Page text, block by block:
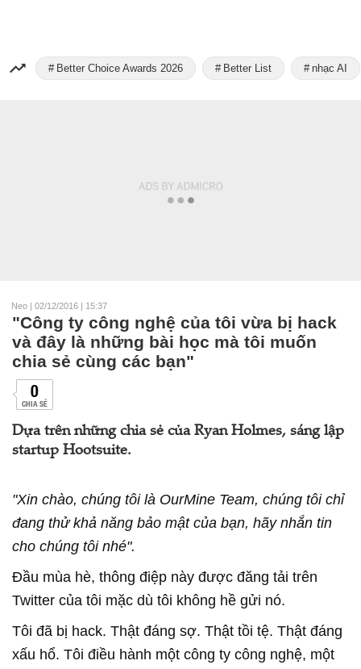
Better Choice Awards 2026 Better List nhạc AI
Neo | 02/12/2016 | 15:37
"Công ty công nghệ của tôi vừa bị hack
và đây là những bài học mà tôi muốn
chia sẻ cùng các bạn"
0
CHIA SẺ
Dựa trên những chia sẻ của Ryan Holmes, sáng lập
startup Hootsuite.
"Xin chào, chúng tôi là OurMine Team, chúng tôi chỉ
đang thử khả năng bảo mật của bạn, hãy nhắn tin
cho chúng tôi nhé".
Đầu mùa hè, thông điệp này được đăng tải trên
Twitter của tôi mặc dù tôi không hề gửi nó.
Tôi đã bị hack. Thật đáng sợ. Thật tồi tệ. Thật đáng
xấu hổ. Tôi điều hành một công ty công nghệ, một